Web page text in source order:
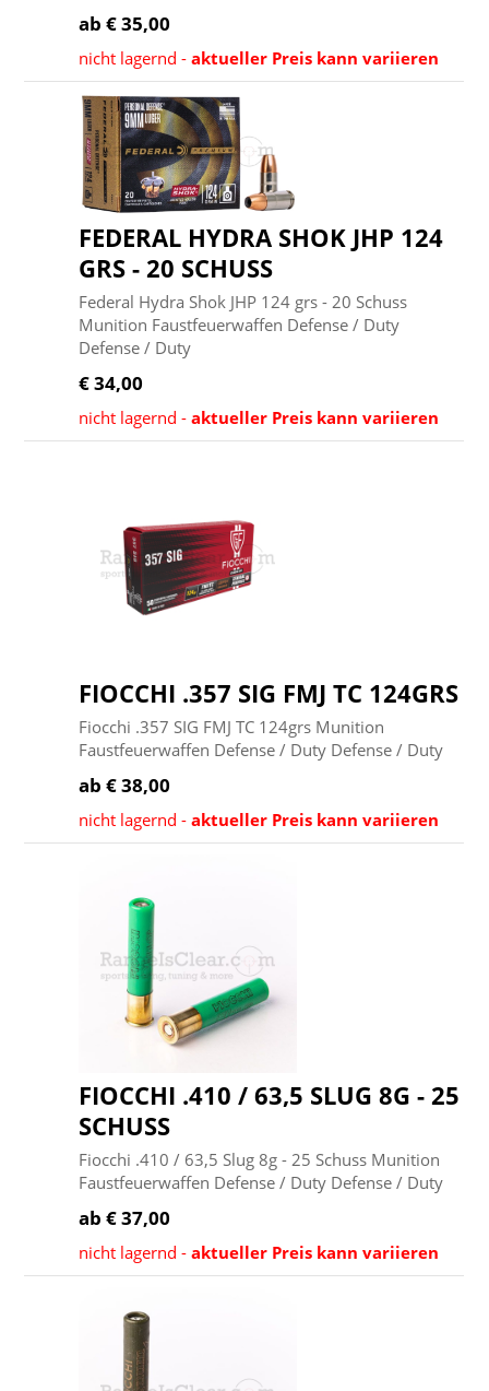
ab € 35,00
nicht lagernd -aktueller Preis kann variieren
FEDERAL HYDRA SHOK JHP 124
GRS - 20 SCHUSS
Federal Hydra Shok JHP 124 grs - 20 Schuss
Munition Faustfeuerwaffen Defense / Duty
Defense / Duty
€ 34,00
nicht lagernd -aktueller Preis kann variieren
FIOCCHI .357 SIG FMJ TC 124GRS
Fiocchi .357 SIG FMJ TC 124grs Munition
Faustfeuerwaffen Defense / Duty Defense / Duty
ab € 38,00
nicht lagernd -aktueller Preis kann variieren
FIOCCHI .410 / 63,5 SLUG 8G - 25
SCHUSS
Fiocchi .410 / 63,5 Slug 8g - 25 Schuss Munition
Faustfeuerwaffen Defense / Duty Defense / Duty
ab € 37,00
nicht lagernd -aktueller Preis kann variieren